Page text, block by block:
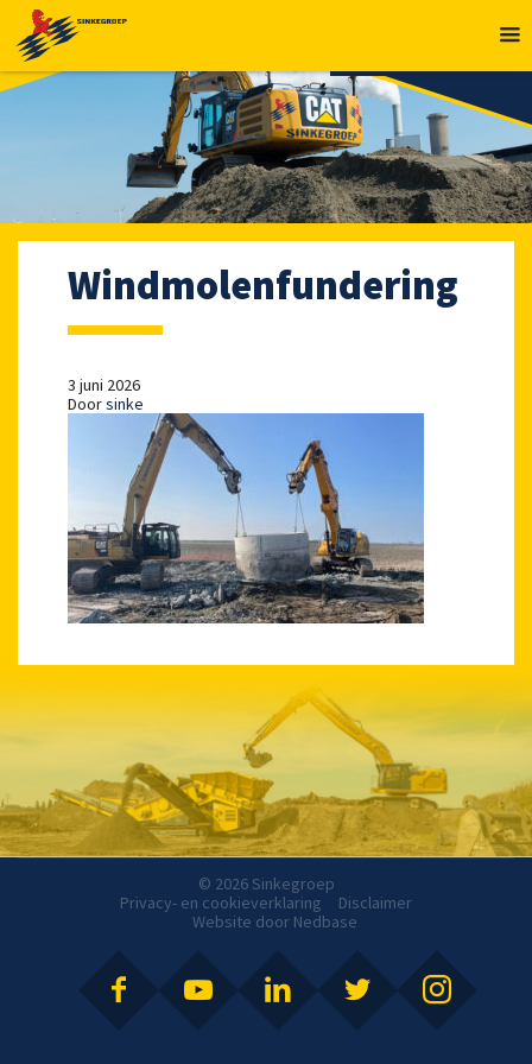
Windmolenfundering
3 juni 2026
Doorsinke
© 2026 Sinkegroep
Privacy- en cookieverklaring
Disclaimer
Website door Nedbase